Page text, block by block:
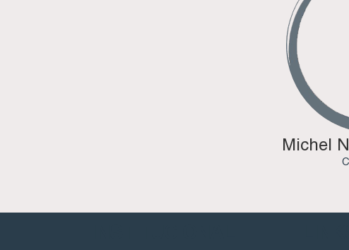
Michel